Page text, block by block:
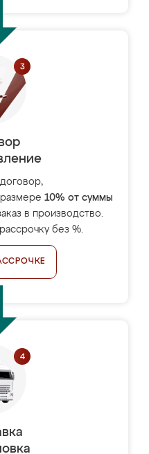
10% от суммы
в производство.
без %.